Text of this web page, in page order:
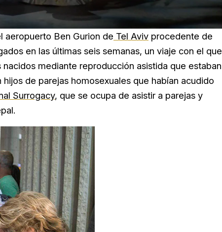
aeropuerto Ben Gurion de Tel Aviv procedente de
en las últimas seis semanas, un viaje con el que
mediante reproducción asistida que estaban
de parejas homosexuales que habían acudido
Surrogacy, que se ocupa de asistir a parejas y